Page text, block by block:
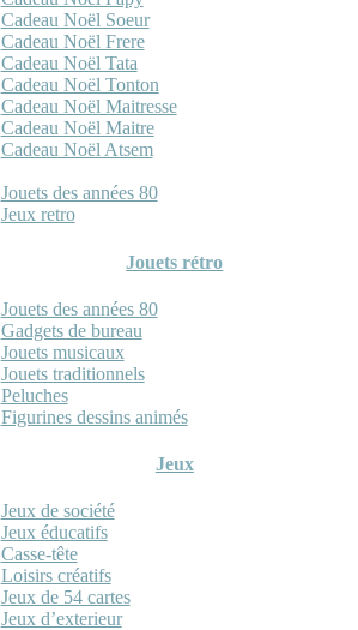
Cadeau Noël Soeur
Cadeau Noël Frere
Cadeau Noël Tata
Cadeau Noël Tonton
Cadeau Noël Maitresse
Cadeau Noël Maitre
Cadeau Noël Atsem
Jouets des années 80
Jeux retro
Jouets rétro
Jouets des années 80
Gadgets de bureau
Jouets musicaux
Jouets traditionnels
Peluches
Figurines dessins animés
Jeux
Jeux de société
Jeux éducatifs
Casse-tête
Loisirs créatifs
Jeux de 54 cartes
Jeux d’exterieur